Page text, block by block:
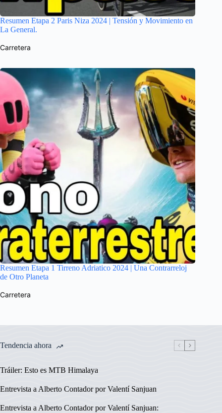
Resumen Etapa 2 Paris Niza 2024 | Tensión y Movimiento en
La General.
Carretera
Resumen Etapa 1 Tirreno Adriatico 2024 | Una Contrarreloj
de Otro Planeta
Carretera
Tendencia ahora
Tráiler: Esto es MTB Himalaya
Entrevista a Alberto Contador por Valentí Sanjuan
Entrevista a Alberto Contador por Valentí Sanjuan: